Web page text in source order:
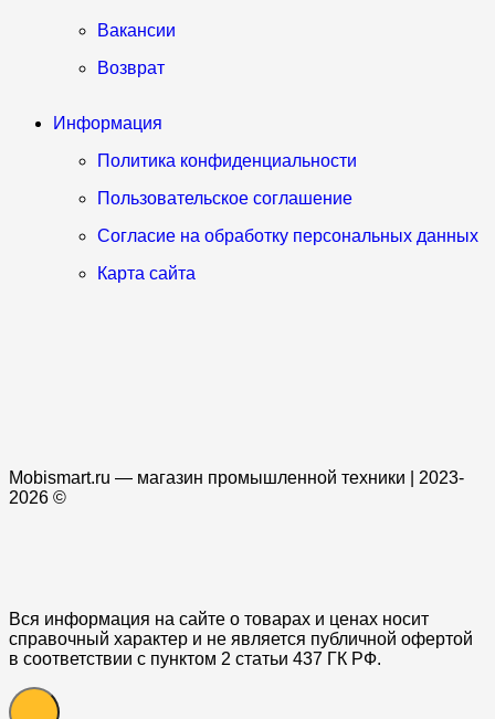
Вакансии
Возврат
Информация
Политика конфиденциальности
Пользовательское соглашение
Согласие на обработку персональных данных
Карта сайта
Mobismart.ru — магазин промышленной техники | 2023-
2026 ©
Вся информация на сайте о товарах и ценах носит
справочный характер и не является публичной офертой
в соответствии с пунктом 2 статьи 437 ГК РФ.